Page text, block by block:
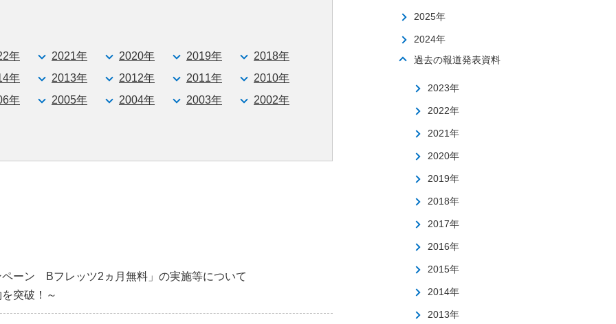
年 2021年 2020年 2019年
2018年
年
2013年 2012年 2011年
2010年
年
2005年 2004年 2003年 2002年
ーン Bフレッツ2ヵ月無料」の実施等について
突破！～
2025年
2024年
過去の報道発表資料
2023年
2022年
2021年
2020年
2019年
2018年
2017年
2016年
2015年
2014年
2013年